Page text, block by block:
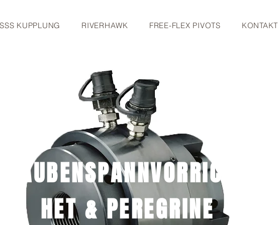
SSS KUPPLUNG RIVERHAWK FREE-FLEX PIVOTS KONTAKT
HET & PEREGRINE